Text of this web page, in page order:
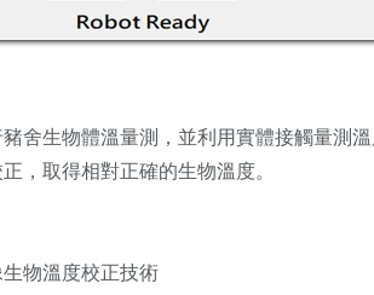
舍生物體溫量測，並利用實體接觸量測
，取得相對正確的生物溫度。
物溫度校正技術